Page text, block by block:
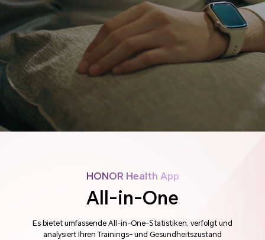
Unterschiedliche
Bedürfnisse erfüllen
HONOR Health App
All-in-One
Es bietet umfassende All-in-One-Statistiken, verfolgt und
analysiert Ihren Trainings- und Gesundheitszustand